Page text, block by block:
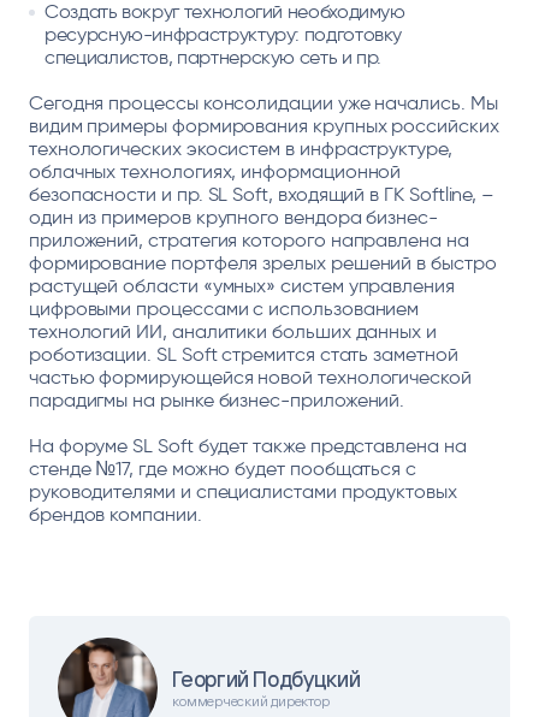
Георгий Подбуцкий
коммерческий директор
Создать вокруг технологий необходимую
ресурсную-инфраструктуру: подготовку
специалистов, партнерскую сеть и пр.
Сегодня процессы консолидации уже начались. Мы
видим примеры формирования крупных российских
технологических экосистем в инфраструктуре,
облачных технологиях, информационной
безопасности и пр. SL Soft, входящий в ГК Softline, –
один из примеров крупного вендора бизнес-
приложений, стратегия которого направлена на
формирование портфеля зрелых решений в быстро
растущей области «умных» систем управления
цифровыми процессами с использованием
технологий ИИ, аналитики больших данных и
роботизации. SL Soft стремится стать заметной
частью формирующейся новой технологической
парадигмы на рынке бизнес-приложений.
На форуме SL Soft будет также представлена на
стенде №17, где можно будет пообщаться с
руководителями и специалистами продуктовых
брендов компании.